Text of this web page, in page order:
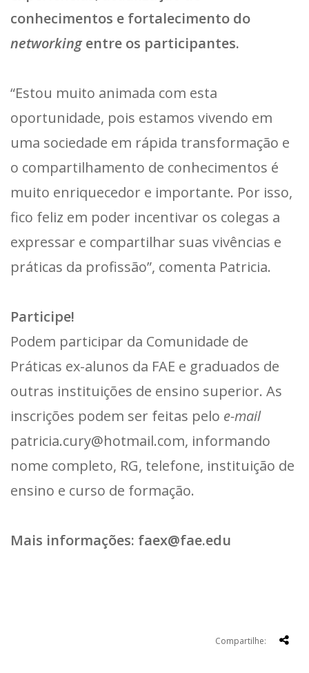
conhecimentos e fortalecimento do
networkingentre os participantes.
“Estou muito animada com esta
oportunidade, pois estamos vivendo em
uma sociedade em rápida transformação e
o compartilhamento de conhecimentos é
muito enriquecedor e importante. Por isso,
fico feliz em poder incentivar os colegas a
expressar e compartilhar suas vivências e
práticas da profissão”, comenta Patricia.
Participe!
Podem participar da Comunidade de
Práticas ex-alunos da FAE e graduados de
outras instituições de ensino superior. As
inscrições podem ser feitas pelo e-mail
patricia.cury@hotmail.com, informando
nome completo, RG, telefone, instituição de
ensino e curso de formação.
Mais informações: faex@fae.edu
Compartilhe: